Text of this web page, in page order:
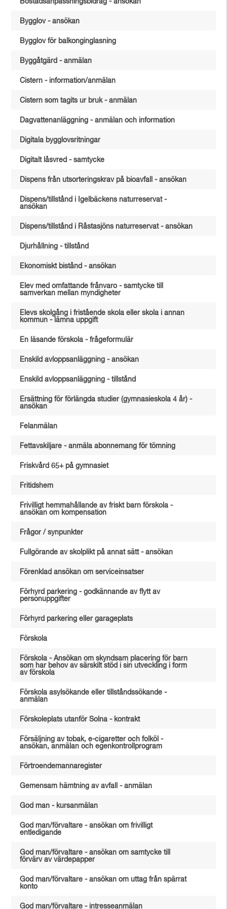
Bostadsanpassningsbidrag - ansökan
Bygglov - ansökan
Bygglov för balkonginglasning
Byggåtgärd - anmälan
Cistern - information/anmälan
Cistern som tagits ur bruk - anmälan
Dagvattenanläggning - anmälan och information
Digitala bygglovsritningar
Digitalt låsvred - samtycke
Dispens från utsorteringskrav på bioavfall - ansökan
Dispens/tillstånd i Igelbäckens naturreservat -
ansökan
Dispens/tillstånd i Råstasjöns naturreservat - ansökan
Djurhållning - tillstånd
Ekonomiskt bistånd - ansökan
Elev med omfattande frånvaro - samtycke till
samverkan mellan myndigheter
Elevs skolgång i fristående skola eller skola i annan
kommun - lämna uppgift
En läsande förskola - frågeformulär
Enskild avloppsanläggning - ansökan
Enskild avloppsanläggning - tillstånd
Ersättning för förlängda studier (gymnasieskola 4 år) -
ansökan
Felanmälan
Fettavskiljare - anmäla abonnemang för tömning
Friskvård 65+ på gymnasiet
Fritidshem
Frivilligt hemmahållande av friskt barn förskola -
ansökan om kompensation
Frågor / synpunkter
Fullgörande av skolplikt på annat sätt - ansökan
Förenklad ansökan om serviceinsatser
Förhyrd parkering - godkännande av flytt av
personuppgifter
Förhyrd parkering eller garageplats
Förskola
Förskola - Ansökan om skyndsam placering för barn
som har behov av särskilt stöd i sin utveckling i form
av förskola
Förskola asylsökande eller tillståndssökande -
anmälan
Förskoleplats utanför Solna - kontrakt
Försäljning av tobak, e-cigaretter och folköl -
ansökan, anmälan och egenkontrollprogram
Förtroendemannaregister
Gemensam hämtning av avfall - anmälan
God man - kursanmälan
God man/förvaltare - ansökan om frivilligt
entledigande
God man/förvaltare - ansökan om samtycke till
förvärv av värdepapper
God man/förvaltare - ansökan om uttag från spärrat
konto
God man/förvaltare - intresseanmälan